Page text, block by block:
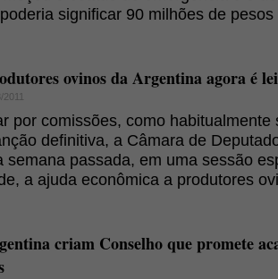
significar 90 milhões de
ovinos da Argentina agora é lei
por comissões, como habitualmente
definitiva, a Câmara de
semana passada, em uma sessão
a ajuda econômica a produtores
criam Conselho que promete